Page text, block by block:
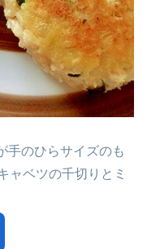
手のひらサイズのも
ャベツの千切りとミ